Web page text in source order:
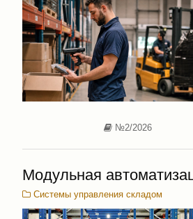
№2/2026
Модульная
Системы управления складом